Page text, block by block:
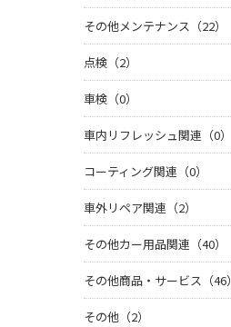
その他メンテナンス（22）
点検（2）
車検（0）
車内リフレッシュ関連（0）
コーティング関連（0）
車外リペア関連（2）
その他カー用品関連（40）
その他商品・サービス（46）
その他（2）